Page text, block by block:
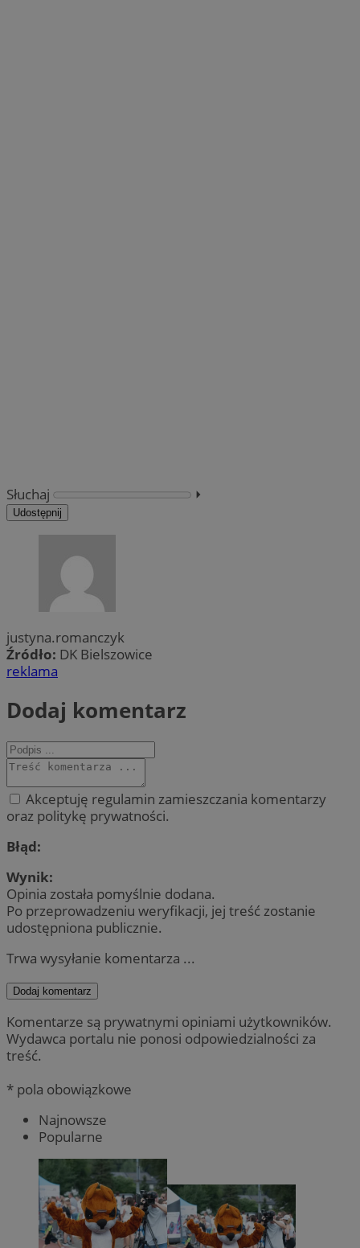
Słuchaj ⏵︎
Udostępnij
justyna.romanczyk
Źródło: DK Bielszowice
reklama
Dodaj komentarz
Akceptuję regulamin zamieszczania komentarzy
oraz politykę prywatności.
Błąd:
Wynik:
Opinia została pomyślnie dodana.
Po przeprowadzeniu weryfikacji, jej treść zostanie
udostępniona publicznie.
Trwa wysyłanie komentarza ...
Dodaj komentarz
Komentarze są prywatnymi opiniami użytkowników.
Wydawca portalu nie ponosi odpowiedzialności za
treść.
* pola obowiązkowe
Najnowsze
Popularne